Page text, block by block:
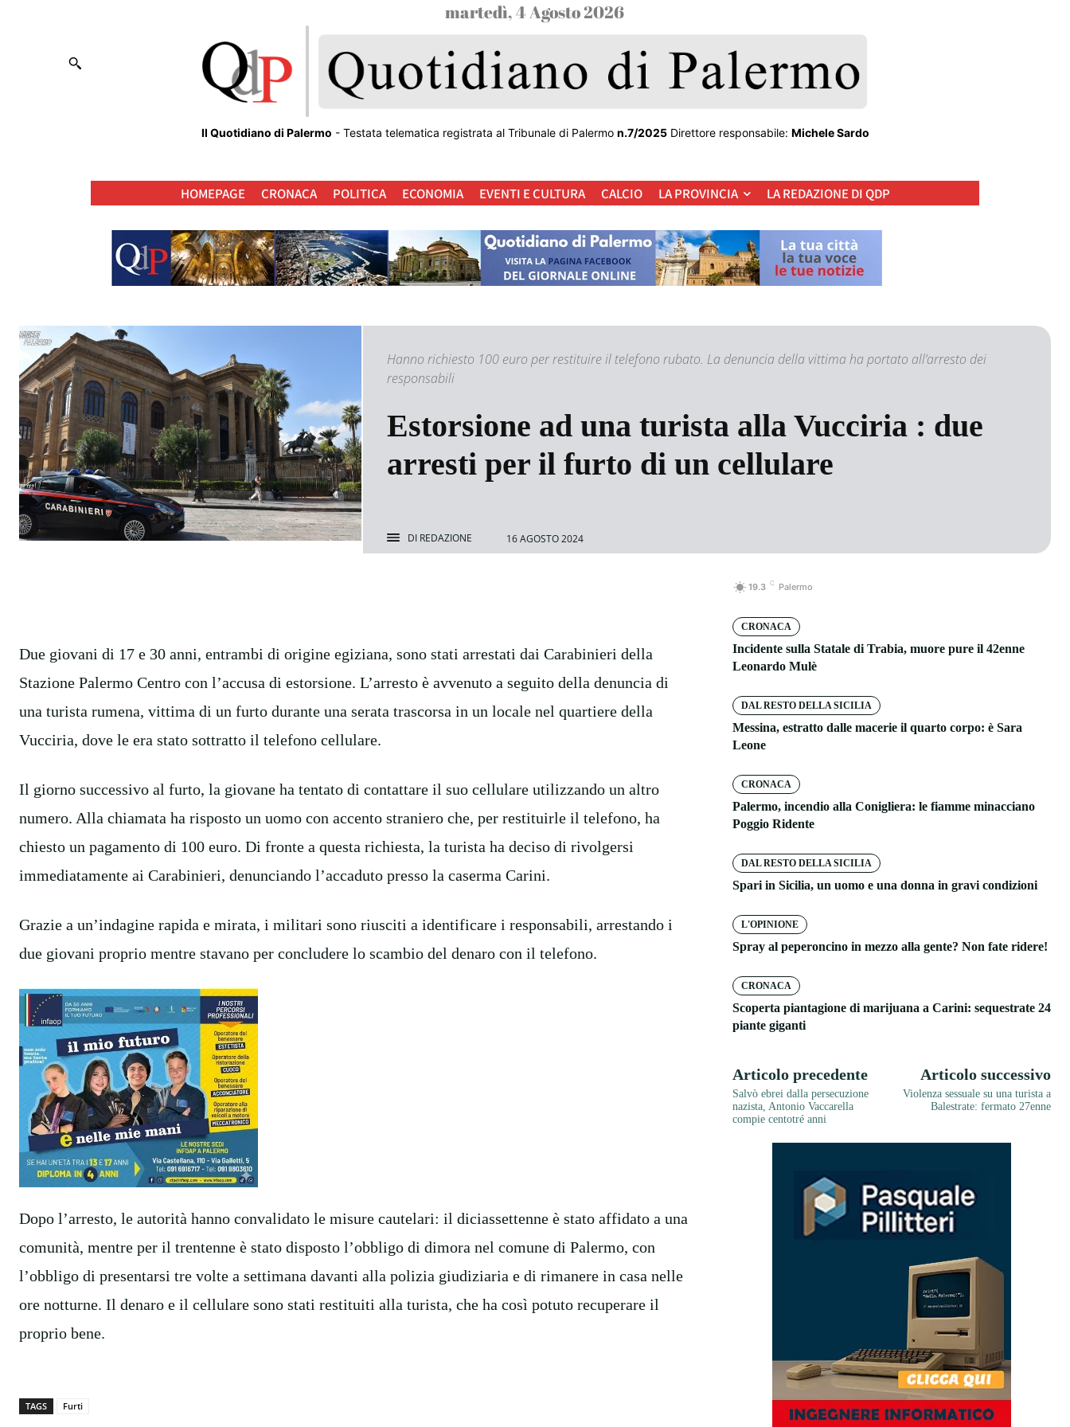
martedì, 4 Agosto 2026
Il Quotidiano di Palermo - Testata telematica registrata al Tribunale di Palermo n.7/2025Direttore responsabile: Michele Sardo
HOMEPAGE CRONACA POLITICA ECONOMIA EVENTI E CULTURA CALCIO LA PROVINCIA LA REDAZIONE DI QDP
Hanno richiesto 100 euro per restituire il telefono rubato. La denuncia della vittima ha portato all’arresto dei
responsabili
Estorsione ad una turista alla Vucciria : due
arresti per il furto di un cellulare
DI REDAZIONE 16 AGOSTO 2024
Due giovani di 17 e 30 anni, entrambi di origine egiziana, sono stati arrestati dai Carabinieri della
Stazione Palermo Centro con l’accusa di estorsione. L’arresto è avvenuto a seguito della denuncia di
una turista rumena, vittima di un furto durante una serata trascorsa in un locale nel quartiere della
Vucciria, dove le era stato sottratto il telefono cellulare.
Il giorno successivo al furto, la giovane ha tentato di contattare il suo cellulare utilizzando un altro
numero. Alla chiamata ha risposto un uomo con accento straniero che, per restituirle il telefono, ha
chiesto un pagamento di 100 euro. Di fronte a questa richiesta, la turista ha deciso di rivolgersi
immediatamente ai Carabinieri, denunciando l’accaduto presso la caserma Carini.
Grazie a un’indagine rapida e mirata, i militari sono riusciti a identificare i responsabili, arrestando i
due giovani proprio mentre stavano per concludere lo scambio del denaro con il telefono.
Dopo l’arresto, le autorità hanno convalidato le misure cautelari: il diciassettenne è stato affidato a una
comunità, mentre per il trentenne è stato disposto l’obbligo di dimora nel comune di Palermo, con
l’obbligo di presentarsi tre volte a settimana davanti alla polizia giudiziaria e di rimanere in casa nelle
ore notturne. Il denaro e il cellulare sono stati restituiti alla turista, che ha così potuto recuperare il
proprio bene.
TAGS Furti
19.3 C Palermo
CRONACA
Incidente sulla Statale di Trabia, muore pure il 42enne
Leonardo Mulè
DAL RESTO DELLA SICILIA
Messina, estratto dalle macerie il quarto corpo: è Sara
Leone
CRONACA
Palermo, incendio alla Conigliera: le fiamme minacciano
Poggio Ridente
DAL RESTO DELLA SICILIA
Spari in Sicilia, un uomo e una donna in gravi condizioni
L'OPINIONE
Spray al peperoncino in mezzo alla gente? Non fate ridere!
CRONACA
Scoperta piantagione di marijuana a Carini: sequestrate 24
piante giganti
Articolo precedente
Salvò ebrei dalla persecuzione
nazista, Antonio Vaccarella
compie centotré anni
Articolo successivo
Violenza sessuale su una turista a
Balestrate: fermato 27enne